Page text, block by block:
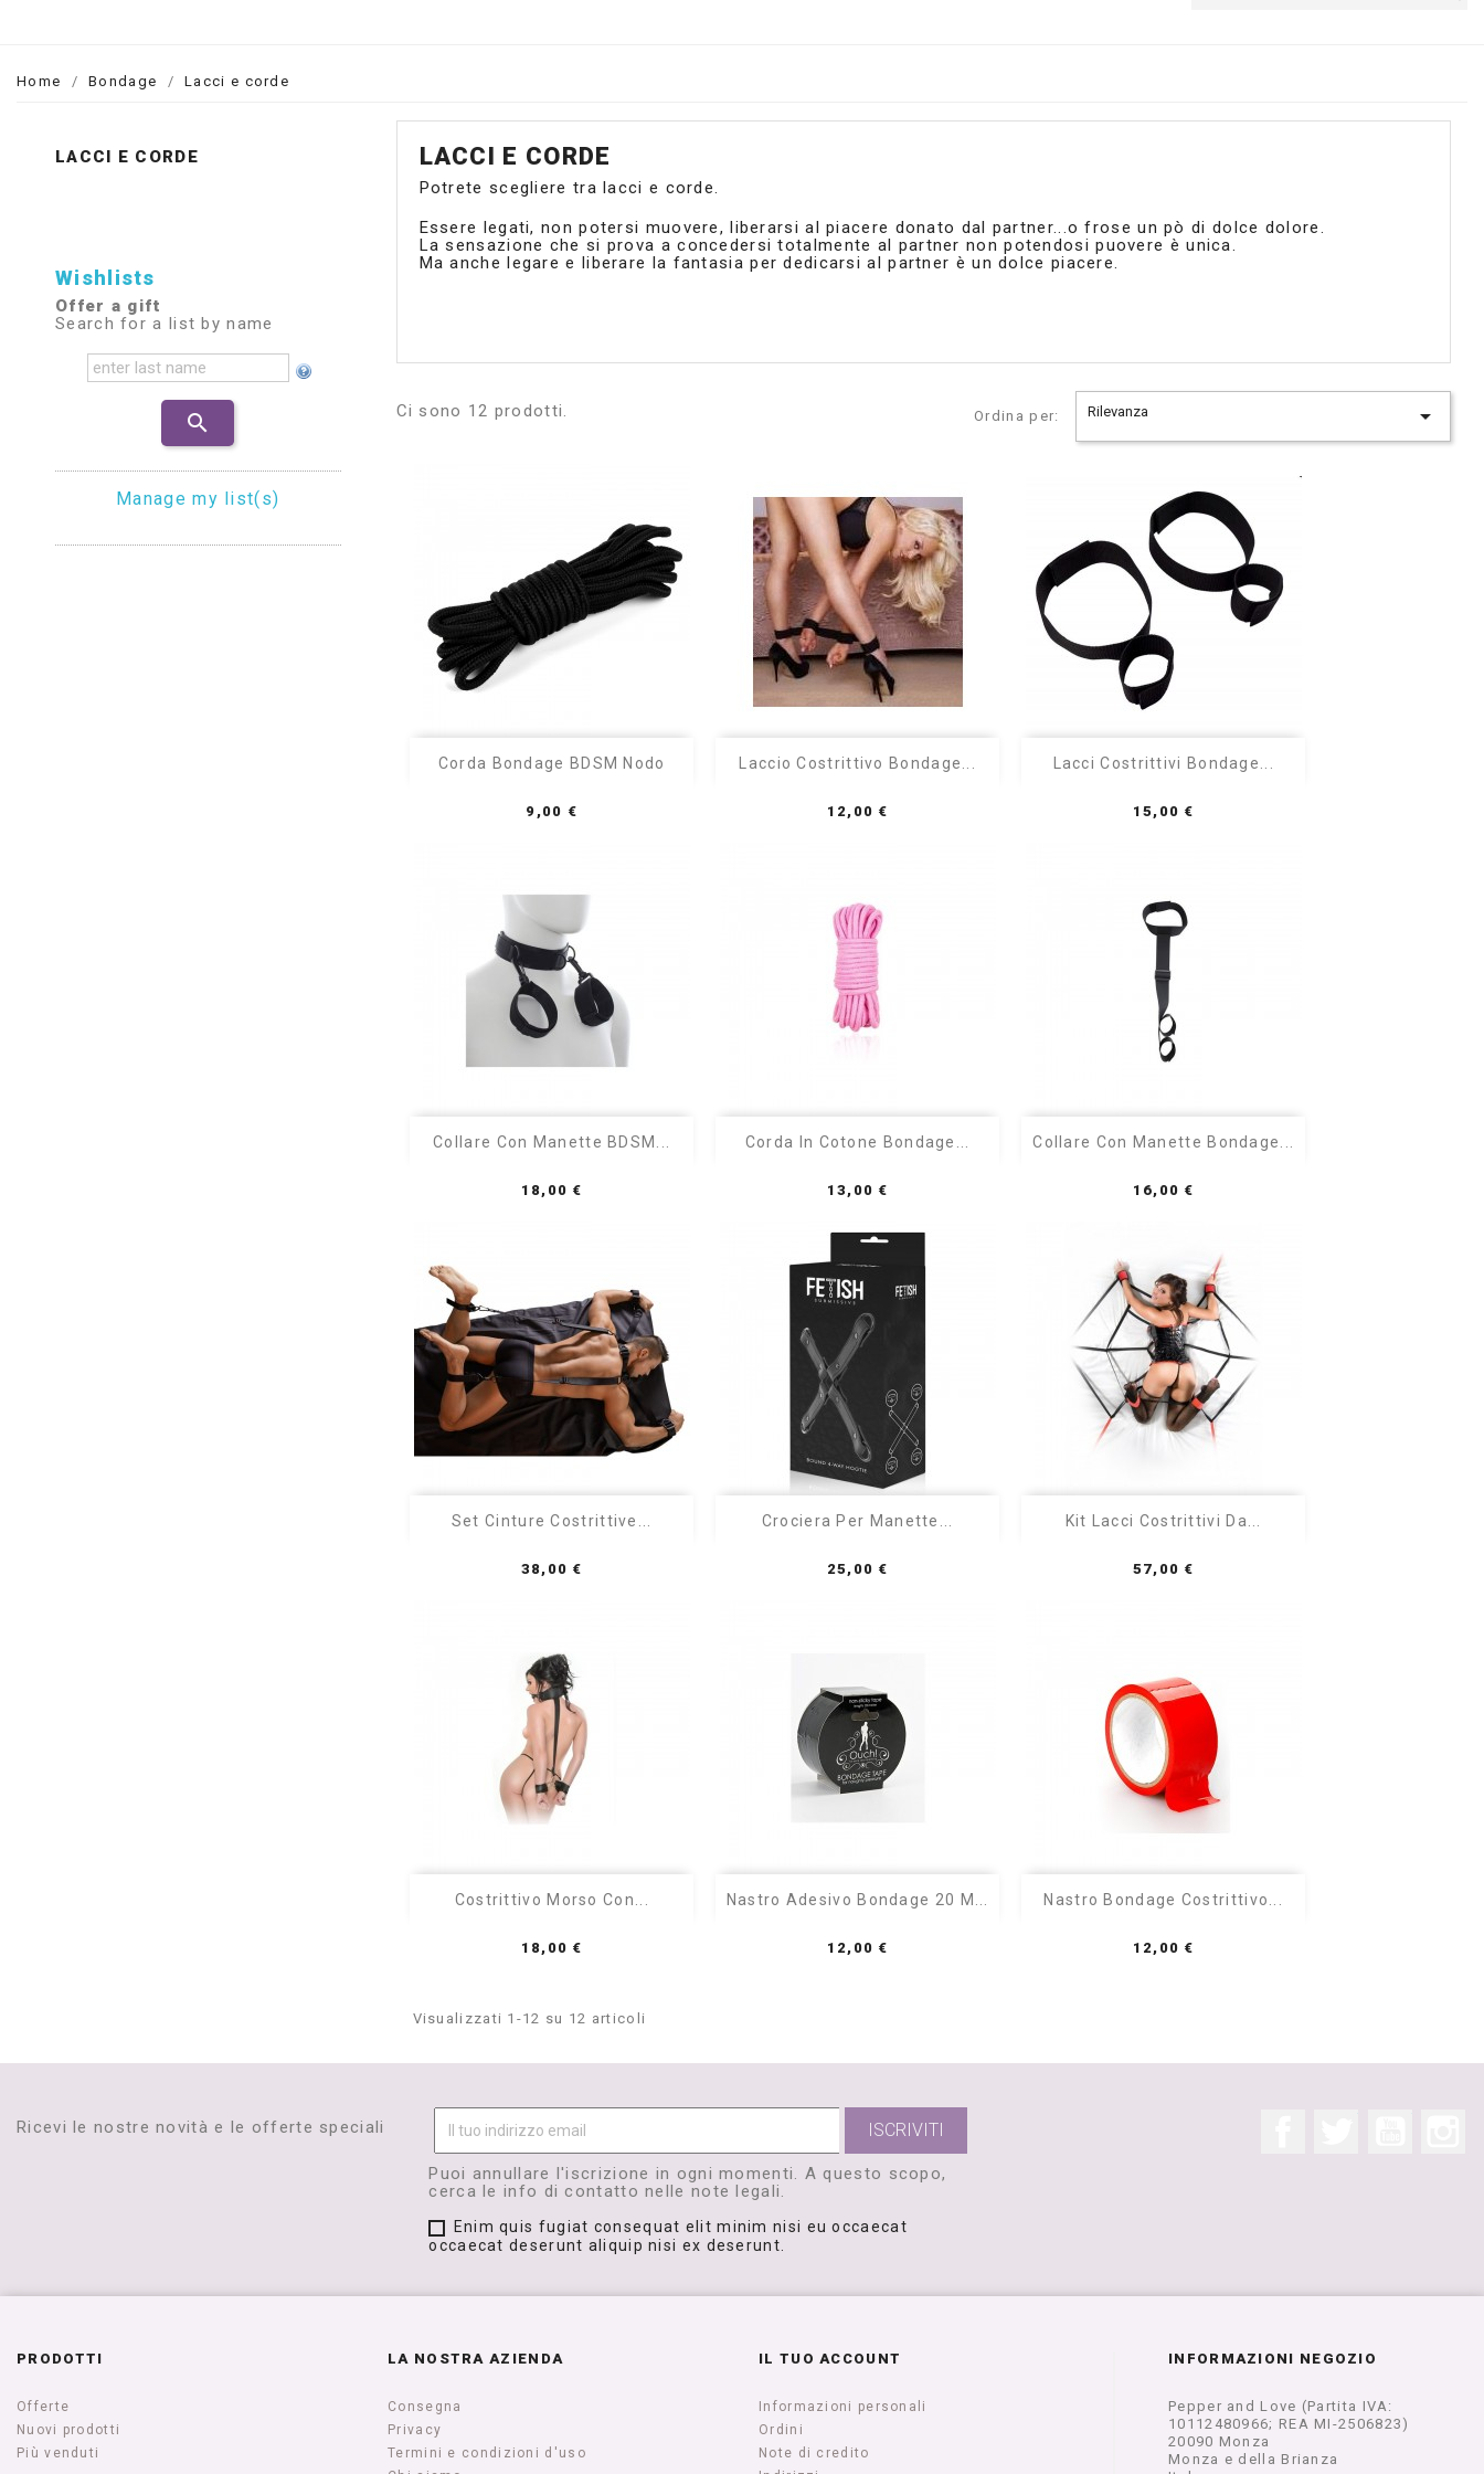
Home Bondage Lacci e corde
LACCI E CORDE
Wishlists
Offer a gift
Search for a list by name
search
Manage my list(s)
LACCI E CORDE
Potrete scegliere tra lacci e corde.
Essere legati, non potersi muovere, liberarsi al piacere donato dal partner...o frose un pò di dolce dolore.
La sensazione che si prova a concedersi totalmente al partner non potendosi puovere è unica.
Ma anche legare e liberare la fantasia per dedicarsi al partner è un dolce piacere.
Ci sono 12 prodotti. Ordina per: Rilevanza 
Corda Bondage BDSM Nodo
Prezzo
9,00 €
Anteprima Laccio Costrittivo Bondage...
Prezzo
12,00 €
Anteprima Lacci Costrittivi Bondage...
Prezzo
15,00 €
Anteprima
Collare Con Manette BDSM...
Prezzo
18,00 €
Anteprima Corda In Cotone Bondage...
Prezzo
13,00 €
Anteprima Collare Con Manette Bondage...
Prezzo
16,00 €
 Anteprima
Set Cinture Costrittive...
Prezzo
38,00 €
Anteprima Crociera Per Manette...
Prezzo
25,00 €
Anteprima Kit Lacci Costrittivi Da...
Prezzo
57,00 €
Anteprima
Costrittivo Morso Con...
Prezzo
18,00 €
Anteprima Nastro Adesivo Bondage 20 M...
Prezzo
12,00 €
Anteprima Nastro Bondage Costrittivo...
Prezzo
12,00 €
Anteprima
Visualizzati 1-12 su 12 articoli
Ricevi le nostre novità e le offerte speciali
Puoi annullare l'iscrizione in ogni momenti. A questo scopo,
cerca le info di contatto nelle note legali.
Enim quis fugiat consequat elit minim nisi eu occaecat
occaecat deserunt aliquip nisi ex deserunt.
Facebook
PRODOTTI
Offerte
Nuovi prodotti
Più venduti
LA NOSTRA AZIENDA
Consegna
Privacy
Termini e condizioni d'uso
IL TUO ACCOUNT
Informazioni personali
Ordini
Note di credito
INFORMAZIONI NEGOZIO
Pepper and Love (Partita IVA:
10112480966; REA MI-2506823)
20090 Monza
Monza e della Brianza